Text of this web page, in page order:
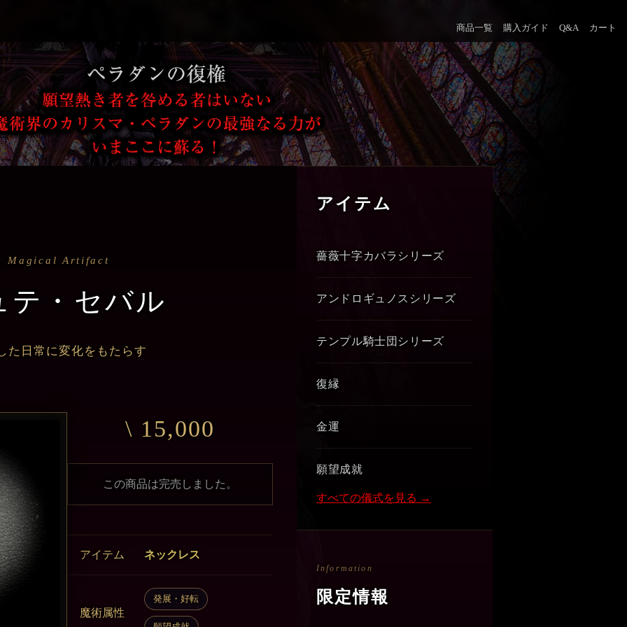
商品一覧 購入ガイド Q&A カート
Magical Artifact
テ・セバル
た日常に変化をもたらす
\ 15,000
この商品は完売しました。
アイテム ネックレス
魔術属性
発展・好転
アイテム
薔薇十字カバラシリーズ
アンドロギュノスシリーズ
テンプル騎士団シリーズ
復縁
金運
願望成就
すべての儀式を見る →
Information
限定情報